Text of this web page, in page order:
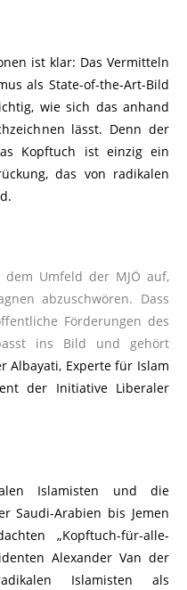
ist klar: Das Vermitteln
als State-of-the-Art-Bild
wie sich das anhand
lässt. Denn der
Kopftuch ist einzig ein
das von radikalen
Umfeld der MJÖ auf,
abzuschwören. Dass
Förderungen des
ins Bild und gehört
Albayati, Experte für Islam
der Initiative Liberaler
Islamisten und die
Saudi-Arabien bis Jemen
„Kopftuch-für-alle-
Alexander Van der
Islamisten als